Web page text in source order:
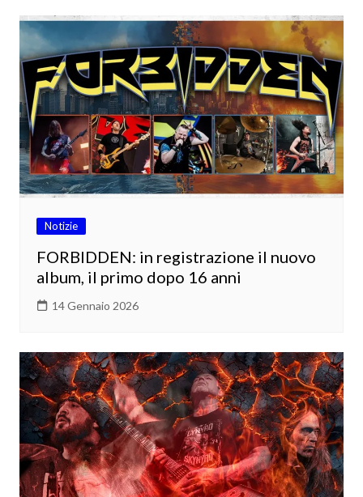
Notizie
FORBIDDEN: in registrazione il nuovo
album, il primo dopo 16 anni
14 Gennaio 2026